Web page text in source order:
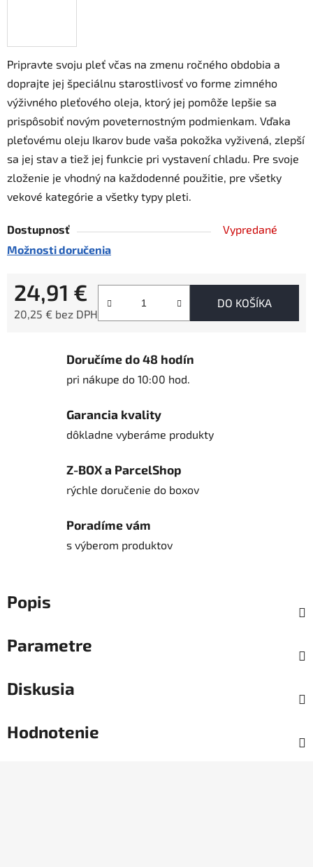
Pripravte svoju pleť včas na zmenu ročného obdobia a
doprajte jej špeciálnu starostlivosť vo forme zimného
výživného pleťového oleja, ktorý jej pomôže lepšie sa
prispôsobiť novým poveternostným podmienkam. Vďaka
pleťovému oleju Ikarov bude vaša pokožka vyživená, zlepší
sa jej stav a tiež jej funkcie pri vystavení chladu. Pre svoje
zloženie je vhodný na každodenné použitie, pre všetky
vekové kategórie a všetky typy pleti.
Dostupnosť
Vypredané
Možnosti doručenia
24,91 €
20,25 € bez DPH
DO KOŠÍKA
Doručíme do 48 hodín
pri nákupe do 10:00 hod.
Garancia kvality
dôkladne vyberáme produkty
Z-BOX a ParcelShop
rýchle doručenie do boxov
Poradíme vám
s výberom produktov
Popis
Parametre
Diskusia
Hodnotenie